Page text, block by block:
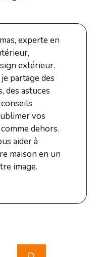
experte en
extérieur.
partage des
des astuces
vos
dehors.
aider à
maison en un
image.